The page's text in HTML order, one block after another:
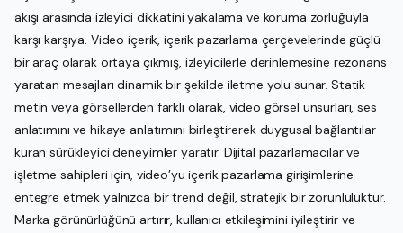
akışı arasında izleyici dikkatini yakalama ve koruma zorluğuyla
karşı karşıya. Video içerik, içerik pazarlama çerçevelerinde güçlü
bir araç olarak ortaya çıkmış, izleyicilerle derinlemesine rezonans
yaratan mesajları dinamik bir şekilde iletme yolu sunar. Statik
metin veya görsellerden farklı olarak, video görsel unsurları, ses
anlatımını ve hikaye anlatımını birleştirerek duygusal bağlantılar
kuran sürükleyici deneyimler yaratır. Dijital pazarlamacılar ve
işletme sahipleri için, video’yu içerik pazarlama girişimlerine
entegre etmek yalnızca bir trend değil, stratejik bir zorunluluktur.
Marka görünürlüğünü artırır, kullanıcı etkileşimini iyileştirir ve